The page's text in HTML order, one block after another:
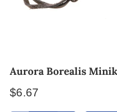
Aurora Borealis
$6.67